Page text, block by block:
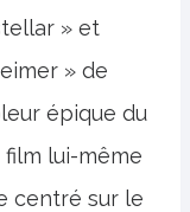
» et
» de
épique du
lui-même
centré sur le